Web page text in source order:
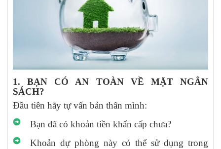
1. BẠN CÓ AN TOÀN VỀ MẶT NGÂN
SÁCH?
Đầu tiên hãy tự vấn bản thân mình:
Bạn đã có khoản tiền khẩn cấp chưa?
Khoản dự phòng này có thể sử dụng trong